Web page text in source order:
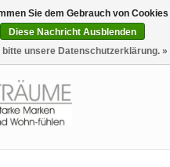
0 Artikel - €0,00
Sie dem Gebrauch von Cookies
Diese Nachricht Ausblenden
unsere Datenschutzerklärung. »